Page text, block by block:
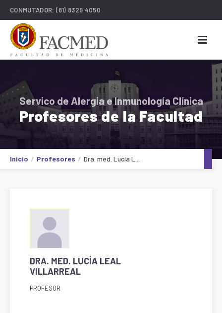
CONMUTADOR:(81) 8329 4050
Servico de Alergia e Inmunología Clínica
Profesores de la Facultad
Inicio Profesores Dra. med. Lucía L...
DRA. MED. LUCÍA LEAL
VILLARREAL
PROFESOR